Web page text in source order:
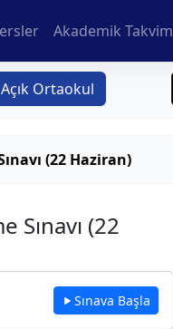
Akademik Takvim
Ortaokul
(22 Haziran)
Sınavı (22
Sınava Başla